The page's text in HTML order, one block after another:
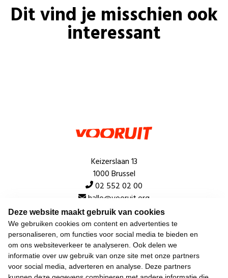
Deze website maakt gebruik van cookies
We gebruiken cookies om content en advertenties te
personaliseren, om functies voor social media te bieden en
om ons websiteverkeer te analyseren. Ook delen we
informatie over uw gebruik van onze site met onze partners
voor social media, adverteren en analyse. Deze partners
Dit vind je misschien ook
interessant
Keizerslaan 13
1000 Brussel
02 552 02 00
hallo@vooruit.org
Snel
Over de beweging
Algemeen